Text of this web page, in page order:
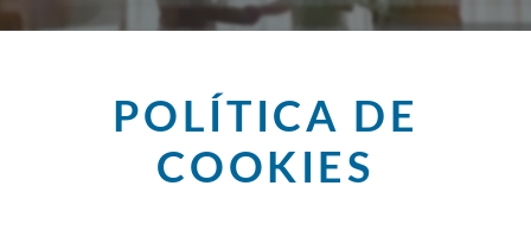
POLÍTICA DE
COOKIES